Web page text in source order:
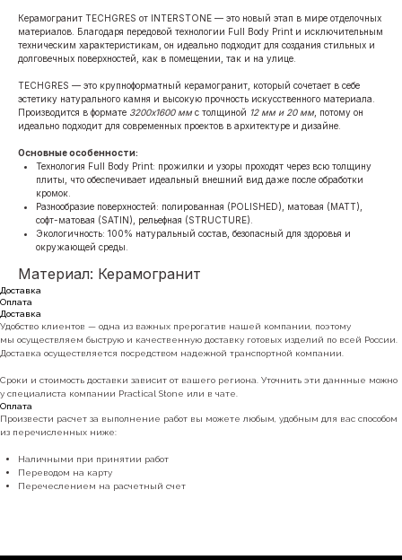
Керамогранит TECHGRES от INTERSTONE — это новый этап в мире отделочных
материалов. Благодаря передовой технологии Full Body Print и исключительным
техническим характеристикам, он идеально подходит для создания стильных и
долговечных поверхностей, как в помещении, так и на улице.
TECHGRES — это крупноформатный керамогранит, который сочетает в себе
эстетику натурального камня и высокую прочность искусственного материала.
Производится в формате 3200x1600 мм с толщиной 12 мм и 20 мм , потому он
идеально подходит для современных проектов в архитектуре и дизайне.
Основные особенности:
Технология Full Body Print: прожилки и узоры проходят через всю толщину
плиты, что обеспечивает идеальный внешний вид даже после обработки
кромок.
Разнообразие поверхностей: полированная (POLISHED), матовая (MATT),
софт-матовая (SATIN), рельефная (STRUCTURE).
Экологичность: 100% натуральный состав, безопасный для здоровья и
окружающей среды.
Материал: Керамогранит
Доставка
Оплата
Доставка
Удобство клиентов — одна из важных прерогатив нашей компании, поэтому
мы осуществляем быструю и качественную доставку готовых изделий по всей России.
Доставка осуществляется посредством надежной транспортной компании.
Сроки и стоимость доставки зависит от вашего региона. Уточнить эти даннные можно
у специалиста компании Practical Stone или в чате.
Оплата
Произвести расчет за выполнение работ вы можете любым, удобным для вас способом
из перечисленных ниже:
Наличными при принятии работ
Переводом на карту
Перечеслением на расчетный счет